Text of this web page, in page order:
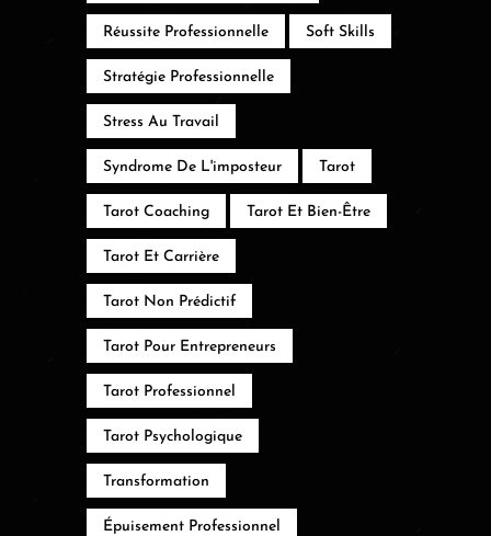
Réussite Professionnelle Soft Skills
Stratégie Professionnelle
Stress Au Travail
Syndrome De L'imposteur Tarot
Tarot Coaching Tarot Et Bien-Être
Tarot Et Carrière
Tarot Non Prédictif
Tarot Pour Entrepreneurs
Tarot Professionnel
Tarot Psychologique
Transformation
Épuisement Professionnel